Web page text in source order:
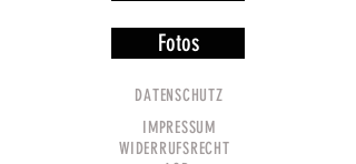
Fotos
DATENSCHUTZ
IMPRESSUM
WIDERRUFSRECHT